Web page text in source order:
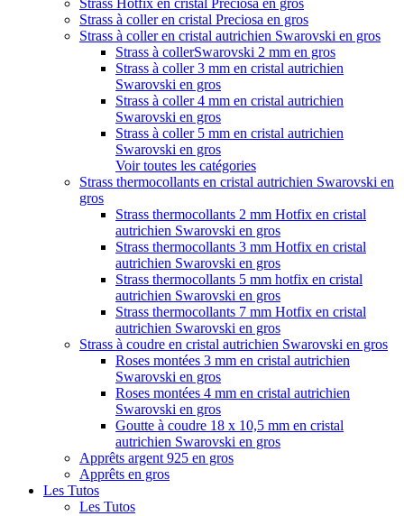
Strass Hotfix en cristal Preciosa en gros
Strass à coller en cristal Preciosa en gros
Strass à coller en cristal autrichien Swarovski en gros
Strass à collerSwarovski 2 mm en gros
Strass à coller 3 mm en cristal autrichien
Swarovski en gros
Strass à coller 4 mm en cristal autrichien
Swarovski en gros
Strass à coller 5 mm en cristal autrichien
Swarovski en gros
Voir toutes les catégories
Strass thermocollants en cristal autrichien Swarovski en
gros
Strass thermocollants 2 mm Hotfix en cristal
autrichien Swarovski en gros
Strass thermocollants 3 mm Hotfix en cristal
autrichien Swarovski en gros
Strass thermocollants 5 mm hotfix en cristal
autrichien Swarovski en gros
Strass thermocollants 7 mm Hotfix en cristal
autrichien Swarovski en gros
Strass à coudre en cristal autrichien Swarovski en gros
Roses montées 3 mm en cristal autrichien
Swarovski en gros
Roses montées 4 mm en cristal autrichien
Swarovski en gros
Goutte à coudre 18 x 10,5 mm en cristal
autrichien Swarovski en gros
Apprêts argent 925 en gros
Apprêts en gros
Les Tutos
Les Tutos